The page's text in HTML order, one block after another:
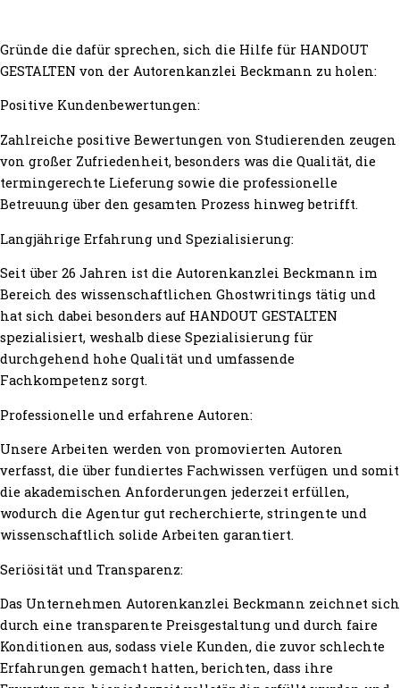
Gründe die dafür sprechen, sich die Hilfe für HANDOUT
GESTALTEN von der Autorenkanzlei Beckmann zu holen:
Positive Kundenbewertungen:
Zahlreiche positive Bewertungen von Studierenden zeugen
von großer Zufriedenheit, besonders was die Qualität, die
termingerechte Lieferung sowie die professionelle
Betreuung über den gesamten Prozess hinweg betrifft.
Langjährige Erfahrung und Spezialisierung:
Seit über 26 Jahren ist die Autorenkanzlei Beckmann im
Bereich des wissenschaftlichen Ghostwritings tätig und
hat sich dabei besonders auf HANDOUT GESTALTEN
spezialisiert, weshalb diese Spezialisierung für
durchgehend hohe Qualität und umfassende
Fachkompetenz sorgt.
Professionelle und erfahrene Autoren:
Unsere Arbeiten werden von promovierten Autoren
verfasst, die über fundiertes Fachwissen verfügen und somit
die akademischen Anforderungen jederzeit erfüllen,
wodurch die Agentur gut recherchierte, stringente und
wissenschaftlich solide Arbeiten garantiert.
Seriösität und Transparenz:
Das Unternehmen Autorenkanzlei Beckmann zeichnet sich
durch eine transparente Preisgestaltung und durch faire
Konditionen aus, sodass viele Kunden, die zuvor schlechte
Erfahrungen gemacht hatten, berichten, dass ihre